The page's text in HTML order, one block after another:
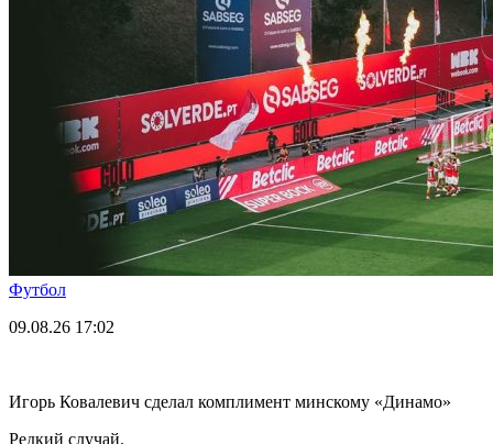
Футбол
09.08.26 17:02
Игорь Ковалевич сделал комплимент минскому «Динамо»
Редкий случай.